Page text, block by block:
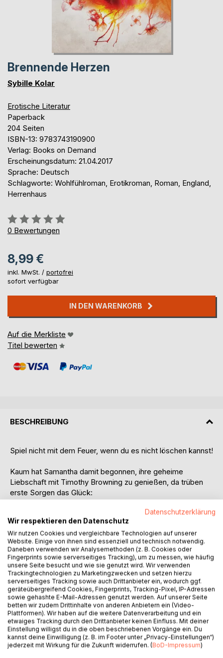
Brennende Herzen
Sybille Kolar
Erotische Literatur
Paperback
204 Seiten
ISBN-13: 9783743190900
Verlag: Books on Demand
Erscheinungsdatum: 21.04.2017
Sprache: Deutsch
Schlagworte: Wohlfühlroman, Erotikroman, Roman, England,
Herrenhaus
Bewertung::
0%
0 Bewertungen
8,99 €
inkl. MwSt. / portofrei
sofort verfügbar
IN DEN WARENKORB
Auf die Merkliste
Titel bewerten
BESCHREIBUNG
Spiel nicht mit dem Feuer, wenn du es nicht löschen kannst!
Kaum hat Samantha damit begonnen, ihre geheime
Liebschaft mit Timothy Browning zu genießen, da trüben
erste Sorgen das Glück:
Tuschelt das Personal etwa schon darüber?
Auch Hazel McGregor gibt noch immer keine Ruhe. Die Ex-
Verlobte von Timothy macht Samantha mit ihren
Rachefeldzügen das Leben zur Hölle. Wird das denn
niemals aufhören?
Michael indes ertrinkt in seiner Verbitterung, und die
Verständigung mit Samantha hat ihren Tiefpunkt erreicht.
Können sie sich einander jemals wieder annähern,
wenigstens der Kinder wegen?
Und wird es Michael gelingen, seinen Schmerz zu
überwinden, den er selbst mit verursacht hat?
Da taucht erneut eine Frau aus seiner Vergangenheit auf,
und die Ereignisse überschlagen sich ...
Datenschutzerklärung
Wir respektieren den Datenschutz
Wir nutzen Cookies und vergleichbare Technologien auf unserer
Website. Einige von ihnen sind essenziell und technisch notwendig.
Daneben verwenden wir Analysemethoden (z. B. Cookies oder
Fingerprints sowie serverseitiges Tracking), um zu messen, wie häufig
unsere Seite besucht und wie sie genutzt wird. Wir verwenden
Trackingtechnologien zu Marketingzwecken und setzen hierzu
serverseitiges Tracking sowie auch Drittanbieter ein, wodurch ggf.
geräteübergreifend Cookies, Fingerprints, Tracking-Pixel, IP-Adressen
sowie gehashte E-Mail-Adressen genutzt werden. Auf unserer Seite
betten wir zudem Drittinhalte von anderen Anbietern ein (Video-
Plattformen). Wir haben auf die weitere Datenverarbeitung und ein
etwaiges Tracking durch den Drittanbieter keinen Einfluss. Mit deiner
Einstellung willigst du in die oben beschriebenen Vorgänge ein. Du
kannst deine Einwilligung (z. B. im Footer unter „Privacy-Einstellungen“)
jederzeit mit Wirkung für die Zukunft widerrufen. (BoD-Impressum)